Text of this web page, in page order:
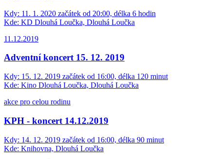
Kdy: 11. 1. 2020 začátek od 20:00, délka 6 hodin
Kde: KD Dlouhá Loučka, Dlouhá Loučka
11.12.2019
Adventní koncert 15. 12. 2019
Kdy: 15. 12. 2019 začátek od 16:00, délka 120 minut
Kde: Kino Dlouhá Loučka, Dlouhá Loučka
akce pro celou rodinu
KPH - koncert 14.12.2019
Kdy: 14. 12. 2019 začátek od 16:00, délka 90 minut
Kde: Knihovna, Dlouhá Loučka